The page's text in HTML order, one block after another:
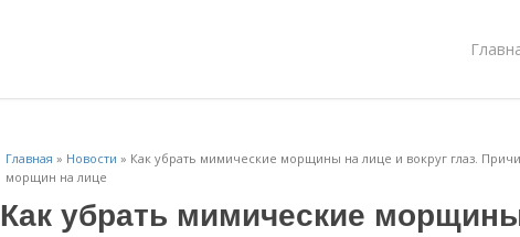
Главная » Новости » Как убрать мимические морщины на лице и вокруг глаз.
морщин на лице
Как убрать мимические